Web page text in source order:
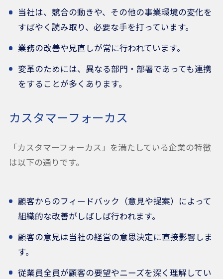
当社は、競合の動きや、その他の事業環境の変化を
すばやく読み取り、必要な手を打っています。
業務の改善や見直しが常に行われています。
変革のためには、異なる部門・部署であっても連携
をすることが多くあります。
カスタマーフォーカス
「カスタマーフォーカス」を満たしている企業の特徴
は以下の通りです。
顧客からのフィードバック（意見や提案）によって
組織的な改善がしばしば行われます。
顧客の意見は当社の経営の意思決定に直接影響しま
す。
従業員全員が顧客の要望やニーズを深く理解してい